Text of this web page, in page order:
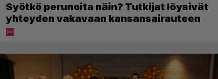
Syötkö perunoita näin? Tutkijat löysivät
yhteyden vakavaan kansansairauteen